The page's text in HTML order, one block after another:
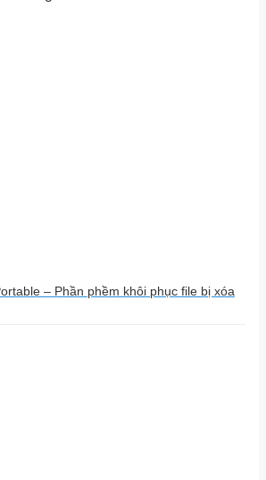
– Phần phềm khôi phục file bị xóa